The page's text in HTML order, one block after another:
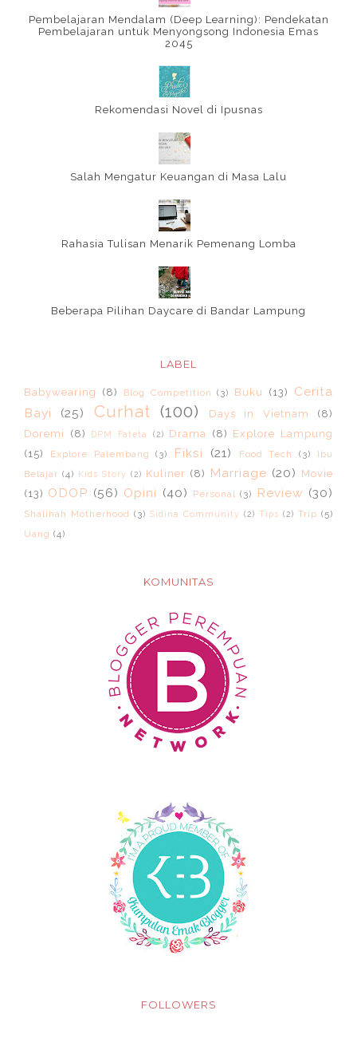
Pembelajaran Mendalam (Deep Learning): Pendekatan
Pembelajaran untuk Menyongsong Indonesia Emas
2045
Rekomendasi Novel di Ipusnas
Salah Mengatur Keuangan di Masa Lalu
Rahasia Tulisan Menarik Pemenang Lomba
Beberapa Pilihan Daycare di Bandar Lampung
LABEL
Babywearing (8) Blog Competition (3) Buku (13)
Cerita
Bayi
(25) Curhat (100) Days in Vietnam
(8)
Doremi
(8) DPM Fateta (2) Drama (8) Explore Lampung
(15)
Explore Palembang (3) Fiksi (21) Food Tech (3)
Ibu
Belajar (4) Kids Story (2) Kuliner (8) Marriage (20) Movie
(13) ODOP (56) Opini (40) Personal (3) Review (30)
Shalihah Motherhood (3) Sidina Community (2) Tips (2) Trip (5)
Uang (4)
KOMUNITAS
FOLLOWERS